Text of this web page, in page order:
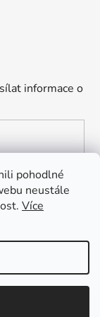
pohodlné
neustále
Více
informace o
ochrany
vyhrazena.